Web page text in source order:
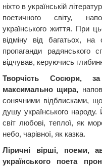
ніхто в українській
поетичного світу,
українського життя. При
відміну від багатьох, на
пропаганди радянського
відчував, керуючись
Творчість Сосюри, ​​за
максимально щира,
сонячними відблисками,
душу українського
світ любові, теплої, як
небо, чарівної, як казка.
Ліричні вірші, поеми,
українського поета